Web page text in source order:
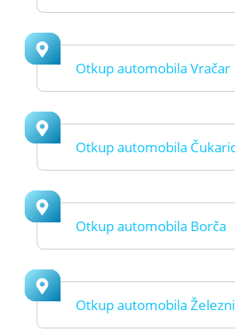
Otkup automobila Vračar
Otkup automobila
Otkup automobila Borča
Otkup automobila